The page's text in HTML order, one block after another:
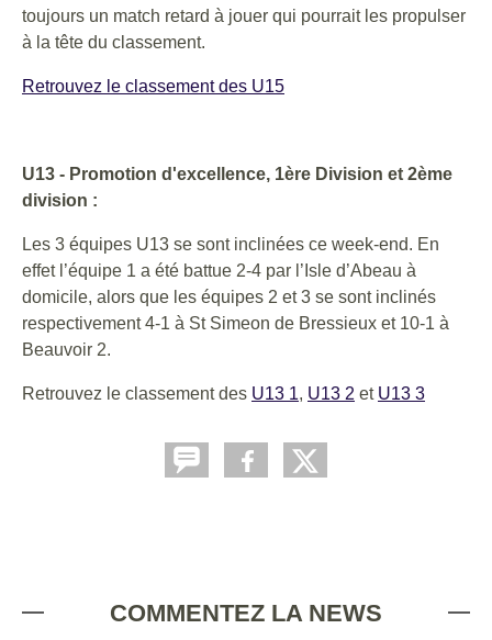
toujours un match retard à jouer qui pourrait les propulser
à la tête du classement.
Retrouvez le classement des U15
U13 - Promotion d'excellence, 1ère Division et 2ème
division :
Les 3 équipes U13 se sont inclinées ce week-end. En
effet l’équipe 1 a été battue 2-4 par l’Isle d’Abeau à
domicile, alors que les équipes 2 et 3 se sont inclinés
respectivement 4-1 à St Simeon de Bressieux et 10-1 à
Beauvoir 2.
Retrouvez le classement des U13 1, U13 2 et U13 3
COMMENTEZ LA NEWS